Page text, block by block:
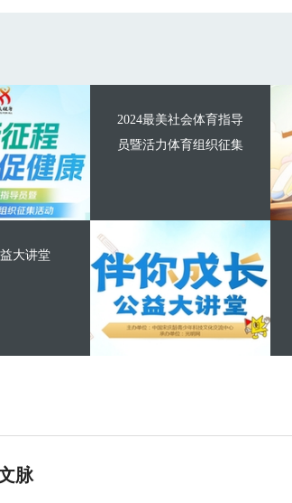
2024最美社会体育指导
员暨活力体育组织征集
大讲堂
脉